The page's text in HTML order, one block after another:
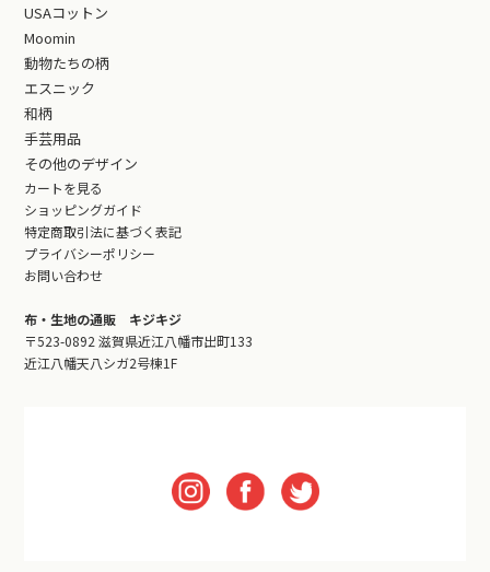
USAコットン
Moomin
動物たちの柄
エスニック
和柄
手芸用品
その他のデザイン
カートを見る
ショッピングガイド
特定商取引法に基づく表記
プライバシーポリシー
お問い合わせ
布・生地の通販 キジキジ
〒523-0892 滋賀県近江八幡市出町133
近江八幡天八シガ2号棟1F